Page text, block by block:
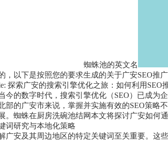
蜘蛛池的英文名
，以下是按照您的要求生成的关于广安SEO推广
探索广安的搜索引擎优化之旅：如何利用SEO
今的数字时代，搜索引擎优化（SEO）已成为
部的广安市来说，掌握并实施有效的SEO策略
。蜘蛛在厨房洗碗池结网本文将探讨广安如何通
词研究与本地化策略
广安及其周边地区的特定关键词至关重要。这